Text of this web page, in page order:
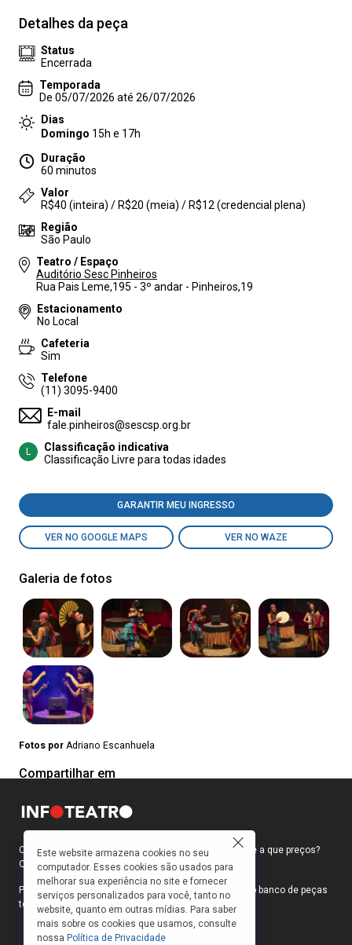
Detalhes da peça
Status
Encerrada
Temporada
De 05/07/2026 até 26/07/2026
Dias
Domingo 15h e 17h
Duração
60 minutos
Valor
R$40 (inteira) / R$20 (meia) / R$12 (credencial plena)
Região
São Paulo
Teatro / Espaço
Auditório Sesc Pinheiros
Rua Pais Leme,195 - 3º andar - Pinheiros,19
Estacionamento
No Local
Cafeteria
Sim
Telefone
(11) 3095-9400
E-mail
fale.pinheiros@sescsp.org.br
L
Classificação indicativa
Classificação Livre para todas idades
GARANTIR MEU INGRESSO
VER NO GOOGLE MAPS VER NO WAZE
Galeria de fotos
Fotos por Adriano Escanhuela
Compartilhar em
Como faço para ir ao teatro? Onde compro ingressos e a que preços?
Quais peças estão em cartaz?
Para responder a essas e outras perguntas, criamos o banco de peças
teatrais do INFOTEATRO.
Este website armazena cookies no seu
computador. Esses cookies são usados para
melhorar sua experiência no site e fornecer
serviços personalizados para você, tanto no
website, quanto em outras mídias. Para saber
mais sobre os cookies que usamos, consulte
nossa Política de Privacidade